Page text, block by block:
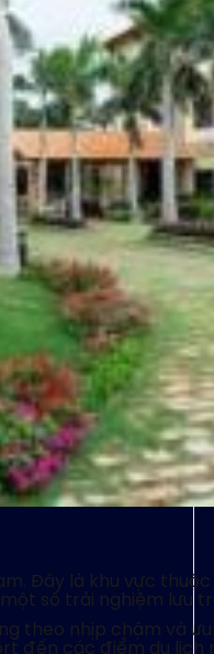
Đây là khu vực
số trải nghiệm lưu
theo nhịp chậm và
đến các điểm du